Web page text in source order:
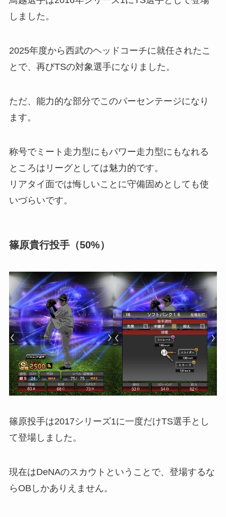
しました。
2025年度から西武のヘッドコーチに就任されたこ
とで、再びTSの対象選手になりました。
ただ、能力的な部分でこのパーセンテージになり
ます。
称号でミート走力型にもパワー走力型にもなれる
ところはリーグとしては魅力的です。
リアタイ面では悔しいことに守備固めとしても使
いづらいです。
篠原貴行投手（50%）
篠原投手は2017シリーズ1に一度だけTS選手とし
て登場しました。
現在はDeNAのスカウトということで、登場するな
らOBしかありえません。